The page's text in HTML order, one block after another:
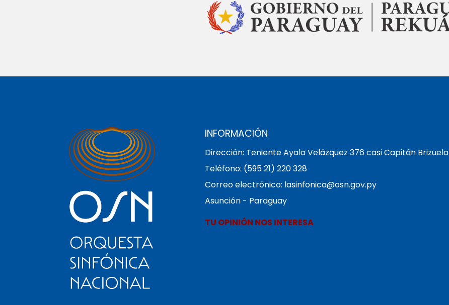
INFORMACIÓN
Dirección: Teniente Ayala Velázquez 376 casi Capitán Brizuela
Teléfono: (595 21) 220 328
Correo electrónico: lasinfonica@osn.gov.py
Asunción - Paraguay
TU OPINIÓN NOS INTERESA